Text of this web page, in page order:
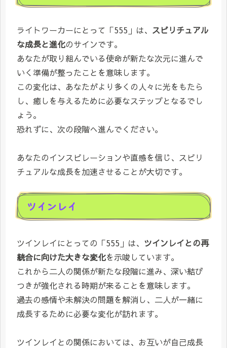
ライトワーカーにとって「555」は、 スピリチュアル
な成長と進化のサインです。
あなたが取り組んでいる使命が新たな次元に進んで
いく準備が整ったことを意味します。
この変化は、あなたがより多くの人々に光をもたら
し、癒しを与えるために必要なステップとなるでし
ょう。
恐れずに、次の段階へ進んでください。
あなたのインスピレーションや直感を信じ、スピリ
チュアルな成長を加速させることが大切です。
ツインレイ
ツインレイにとっての「555」は、 ツインレイとの再
統合に向けた大きな変化を示唆しています。
これから二人の関係が新たな段階に進み、深い結び
つきが強化される時期が来ることを意味します。
過去の感情や未解決の問題を解消し、二人が一緒に
成長するために必要な変化が訪れます。
ツインレイとの関係においては、お互いが自己成長